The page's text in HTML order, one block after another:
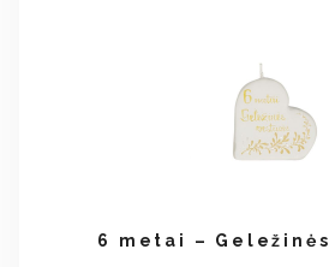
6 metai – Geležinės